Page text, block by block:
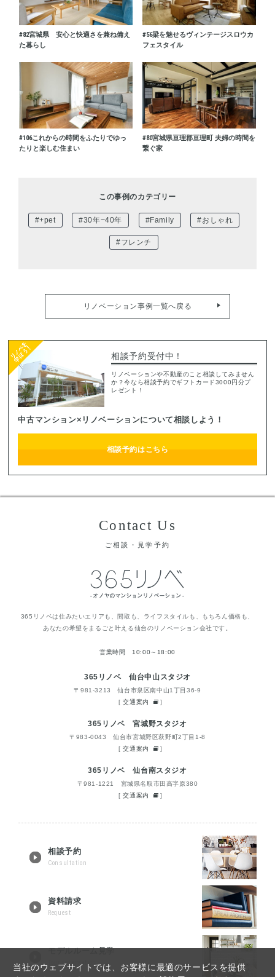
当社のウェブサイトでは、お客様に最適のサービスを提供
#82宮城県 安心と快適さを兼ね備え
た暮らし
#56梁を魅せるヴィンテージスロウカ
フェスタイル
#106これからの時間をふたりでゆっ
たりと楽しむ住まい
#80宮城県亘理郡亘理町 夫婦の時間を
繋ぐ家
この事例のカテゴリー
#+pet #30年~40年 #Family #おしゃれ
#フレンチ
リノベーション事例一覧へ戻る
相談予約受付中！
リノベーションや不動産のこと相談してみません
か？今なら相談予約でギフトカード3000円分プ
レゼント！
中古マンション×リノベーションについて相談しよう！
相談予約はこちら
Contact Us
ご相談・見学予約
365リノベは住みたいエリアも、間取も、ライフスタイルも、もちろん価格も、
あなたの希望をまるごと叶える仙台のリノベーション会社です。
営業時間 10:00～18:00
365リノベ 仙台中山スタジオ
〒981-3213 仙台市泉区南中山1丁目36-9
[交通案内 ]
365リノベ 宮城野スタジオ
〒983-0043 仙台市宮城野区萩野町2丁目1-8
[交通案内 ]
365リノベ 仙台南スタジオ
〒981-1221 宮城県名取市田高字原380
[交通案内 ]
相談予約
Consultation
資料請求
Request
モデルルーム見学
Tour reservation